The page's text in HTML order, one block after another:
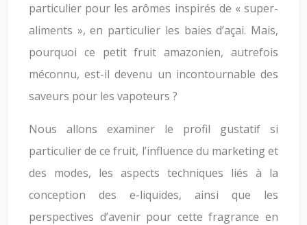
particulier pour les arômes inspirés de « super-
aliments », en particulier les baies d’açai. Mais,
pourquoi ce petit fruit amazonien, autrefois
méconnu, est-il devenu un incontournable des
saveurs pour les vapoteurs ?
Nous allons examiner le profil gustatif si
particulier de ce fruit, l’influence du marketing et
des modes, les aspects techniques liés à la
conception des e-liquides, ainsi que les
perspectives d’avenir pour cette fragrance en